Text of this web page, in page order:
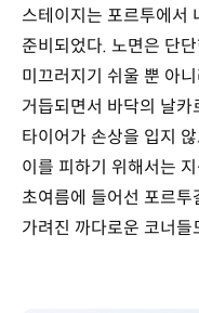
스테이지는 포르투에서
준비되었다. 노면은 단
미끄러지기 쉬울 뿐 아
거듭되면서 바닥의 날
타이어가 손상을 입지
이를 피하기 위해서는
초여름에 들어선 포르투
가려진 까다로운 코너